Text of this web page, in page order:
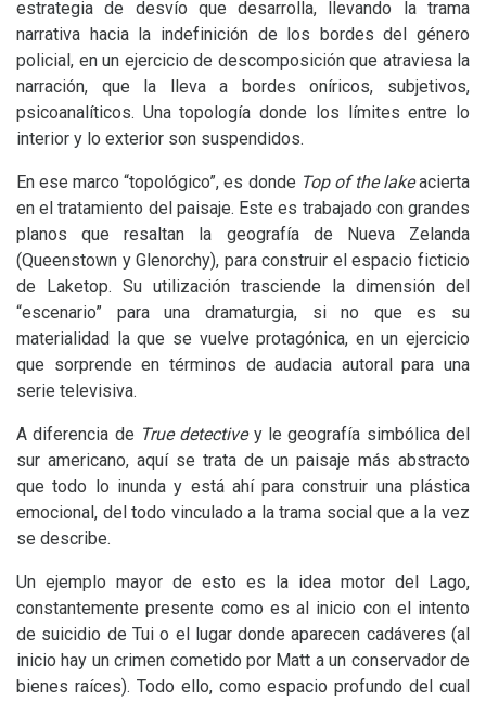
estrategia de desvío que desarrolla, llevando la trama
narrativa hacia la indefinición de los bordes del género
policial, en un ejercicio de descomposición que atraviesa la
narración, que la lleva a bordes oníricos, subjetivos,
psicoanalíticos. Una topología donde los límites entre lo
interior y lo exterior son suspendidos.
En ese marco “topológico”, es donde Top of the lakeacierta
en el tratamiento del paisaje. Este es trabajado con grandes
planos que resaltan la geografía de Nueva Zelanda
(Queenstown y Glenorchy), para construir el espacio ficticio
de Laketop. Su utilización trasciende la dimensión del
“escenario” para una dramaturgia, si no que es su
materialidad la que se vuelve protagónica, en un ejercicio
que sorprende en términos de audacia autoral para una
serie televisiva.
A diferencia de True detectivey le geografía simbólica del
sur americano, aquí se trata de un paisaje más abstracto
que todo lo inunda y está ahí para construir una plástica
emocional, del todo vinculado a la trama social que a la vez
se describe.
Un ejemplo mayor de esto es la idea motor del Lago,
constantemente presente como es al inicio con el intento
de suicidio de Tui o el lugar donde aparecen cadáveres (al
inicio hay un crimen cometido por Matt a un conservador de
bienes raíces). Todo ello, como espacio profundo del cual